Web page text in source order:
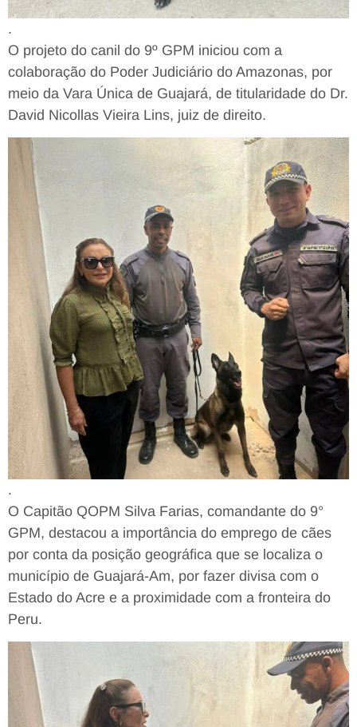
.
O projeto do canil do 9º GPM iniciou com a
colaboração do Poder Judiciário do Amazonas, por
meio da Vara Única de Guajará, de titularidade do Dr.
David Nicollas Vieira Lins, juiz de direito.
.
O Capitão QOPM Silva Farias, comandante do 9°
GPM, destacou a importância do emprego de cães
por conta da posição geográfica que se localiza o
município de Guajará-Am, por fazer divisa com o
Estado do Acre e a proximidade com a fronteira do
Peru.